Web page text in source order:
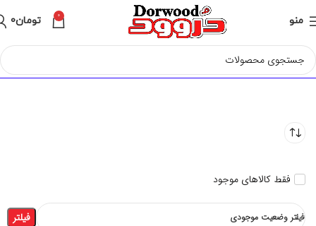
منو 0 تومان0
فقط کالاهای موجود
فیلتر وضعیت موجودی فیلتر